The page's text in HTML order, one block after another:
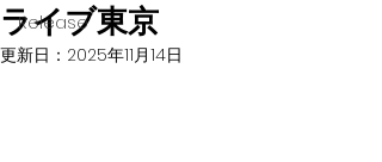
Release
ライブ東京
更新日： 2025年11月14日